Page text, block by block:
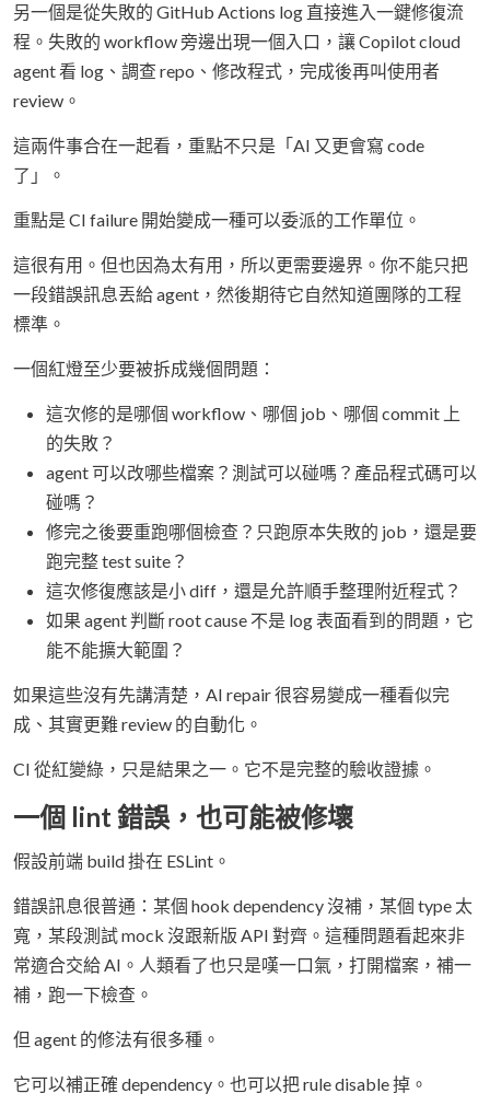
另一個是從失敗的 GitHub Actions log 直接進入一鍵修復流
程。失敗的 workflow 旁邊出現一個入口，讓 Copilot cloud
agent 看 log、調查 repo、修改程式，完成後再叫使用者
review。
這兩件事合在一起看，重點不只是「AI 又更會寫 code
了」。
重點是 CI failure 開始變成一種可以委派的工作單位。
這很有用。但也因為太有用，所以更需要邊界。你不能只把
一段錯誤訊息丟給 agent，然後期待它自然知道團隊的工程
標準。
一個紅燈至少要被拆成幾個問題：
這次修的是哪個 workflow、哪個 job、哪個 commit 上
的失敗？
agent 可以改哪些檔案？測試可以碰嗎？產品程式碼可以
碰嗎？
修完之後要重跑哪個檢查？只跑原本失敗的 job，還是要
跑完整 test suite？
這次修復應該是小 diff，還是允許順手整理附近程式？
如果 agent 判斷 root cause 不是 log 表面看到的問題，它
能不能擴大範圍？
如果這些沒有先講清楚，AI repair 很容易變成一種看似完
成、其實更難 review 的自動化。
CI 從紅變綠，只是結果之一。它不是完整的驗收證據。
一個 lint 錯誤，也可能被修壞
假設前端 build 掛在 ESLint。
錯誤訊息很普通：某個 hook dependency 沒補，某個 type 太
寬，某段測試 mock 沒跟新版 API 對齊。這種問題看起來非
常適合交給 AI。人類看了也只是嘆一口氣，打開檔案，補一
補，跑一下檢查。
但 agent 的修法有很多種。
它可以補正確 dependency。也可以把 rule disable 掉。